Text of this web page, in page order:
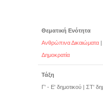
Θεματική Ενότητα
Ανθρώπινα Δικαιώματα |
Δημοκρατία
Τάξη
Γ' - Ε' δημοτικού | ΣΤ'